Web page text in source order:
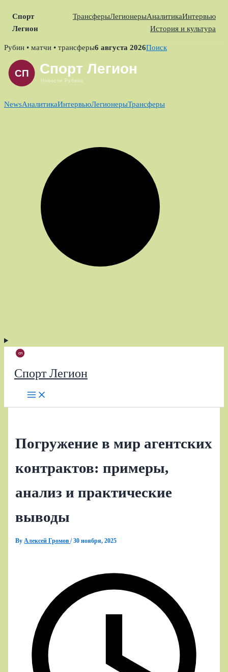
Спорт
Легион
ТрансферыЛегионерыАналитикаИнтервью
История и культура
Skip
content
Рубин • матчи • трансферы6 августа 2026Поиск
NewsАналитикаИнтервьюЛегионерыТрансферы
Спорт Легион
Погружение в мир агентских
контрактов: примеры,
анализ и практические
выводы
ByАлексей Громов/30 ноября, 2025